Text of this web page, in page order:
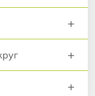
+
+
+